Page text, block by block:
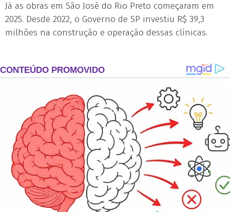
Já as obras em São José do Rio Preto começaram em
2025. Desde 2022, o Governo de SP investiu R$ 39,3
milhões na construção e operação dessas clínicas.